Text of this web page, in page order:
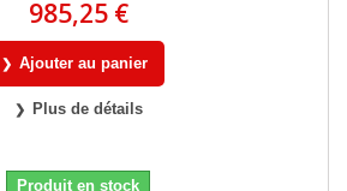
985,25 €
Ajouter au panier
Plus de détails
Produit en stock